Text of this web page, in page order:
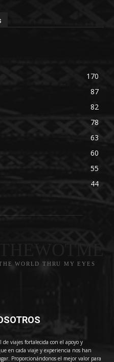
170
87
82
78
63
60
55
44
WORLD THRU MY EYES
viajes fortalecida con el apoyo y
en cada viaje y experiencia nos han
Proporcionándonos el mejor valor para